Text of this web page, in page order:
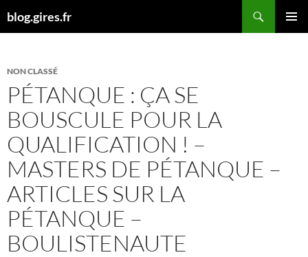
aublog.gires.fr
NON CLASSÉ
PÉTANQUE : ÇA SE
BOUSCULE POUR LA
QUALIFICATION ! –
MASTERS DE PÉTANQUE –
ARTICLES SUR LA
PÉTANQUE –
BOULISTENAUTE